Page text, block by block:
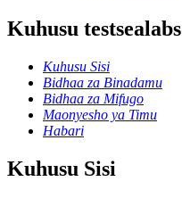
Kuhusu testsealabs
Kuhusu Sisi
Bidhaa za Binadamu
Bidhaa za Mifugo
Maonyesho ya Timu
Habari
Kuhusu Sisi